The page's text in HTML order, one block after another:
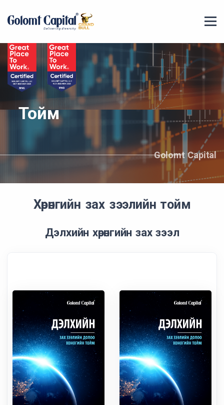
Golomt Capital
Тойм
Хөрөнгийн зах зээлийн тойм
Дэлхийн хөрөнгийн зах зээл